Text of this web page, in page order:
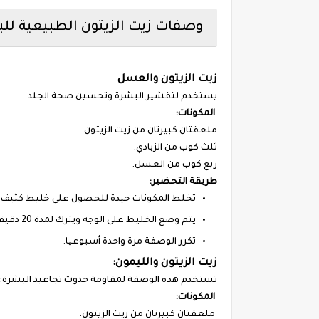
وصفات زيت الزيتون الطبيعية
زيت الزيتون والعسل
يستخدم لتقشير البشرة وتحسين صحة الجلد.
المكونات:
ملعقتان كبيرتان من زيت الزيتون.
ثلث كوب من الزبادي.
ربع كوب من العسل.
طريقة التحضير:
تخلط المكونات جيدة للحصول على خليط
يتم وضع الخليط على الوجه ويترك لمدة 20 دقيقة ثم يغسل بالماء.
تكرر الوصفة مرة واحدة أسبوعيا.
زيت الزيتون والليمون:
تستخدم هذه الوصفة لمقاومة حدوث تجاعيد البشرة:
المكونات:
ملعقتان كبيرتان من زيت الزيتون.